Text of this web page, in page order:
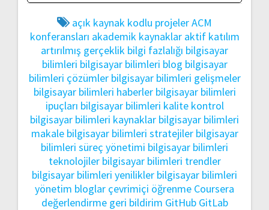
açık kaynak kodlu projelerACM
konferansları akademik kaynaklar aktif katılım
artırılmış gerçeklik bilgi fazlalığı bilgisayar
bilimleri bilgisayar bilimleri blog bilgisayar
bilimleri çözümler bilgisayar bilimleri gelişmeler
bilgisayar bilimleri haberler bilgisayar bilimleri
ipuçları bilgisayar bilimleri kalite kontrol
bilgisayar bilimleri kaynaklar bilgisayar bilimleri
makale bilgisayar bilimleri stratejiler bilgisayar
bilimleri süreç yönetimi bilgisayar bilimleri
teknolojiler bilgisayar bilimleri trendler
bilgisayar bilimleri yenilikler bilgisayar bilimleri
yönetim bloglar çevrimiçi öğrenme Coursera
değerlendirme geri bildirim GitHub GitLab